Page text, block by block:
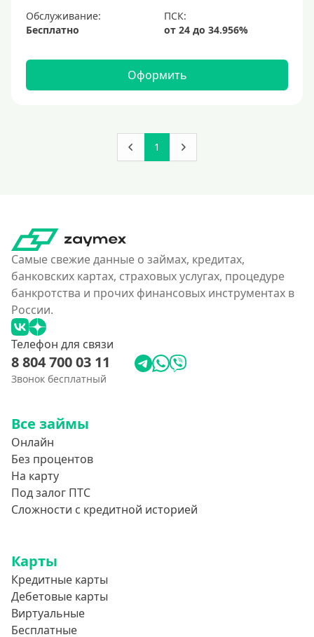
Обслуживание:
Бесплатно
Оформить
1
Самые свежие данные о займах, кредитах,
банковских картах, страховых услугах, процедуре
банкротства и прочих финансовых инструментах в
России.
Телефон для связи
8 804 700 03 11
Звонок бесплатный
Все займы
Онлайн
Без процентов
На карту
Под залог ПТС
Сложности с кредитной историей
Карты
Кредитные карты
Дебетовые карты
Виртуальные
Бесплатные